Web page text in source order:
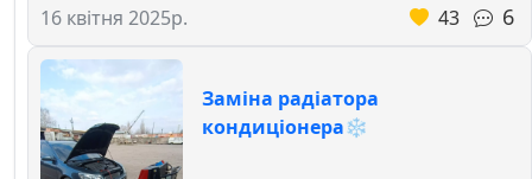
16 квітня 2025р. 43 6
Заміна радіатора
кондиціонера❄️